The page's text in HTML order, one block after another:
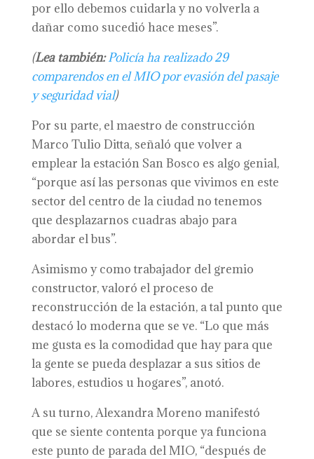
por ello debemos cuidarla y no volverla a
dañar como sucedió hace meses”.
(Lea también: Policía ha realizado 29
comparendos en el MIO por evasión del pasaje
y seguridad vial)
Por su parte, el maestro de construcción
Marco Tulio Ditta, señaló que volver a
emplear la estación San Bosco es algo genial,
“porque así las personas que vivimos en este
sector del centro de la ciudad no tenemos
que desplazarnos cuadras abajo para
abordar el bus”.
Asimismo y como trabajador del gremio
constructor, valoró el proceso de
reconstrucción de la estación, a tal punto que
destacó lo moderna que se ve. “Lo que más
me gusta es la comodidad que hay para que
la gente se pueda desplazar a sus sitios de
labores, estudios u hogares”, anotó.
A su turno, Alexandra Moreno manifestó
que se siente contenta porque ya funciona
este punto de parada del MIO, “después de